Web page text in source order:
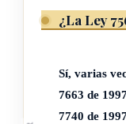
f) Organismo de
de Justicia.
h) Cruz Roja
¿La Ley
Sí, varias
7663 de
7740 de